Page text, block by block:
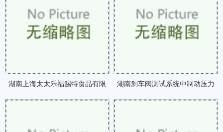
湖南上海太太乐福赐特食品有限 湖南刹车阀测试系统中制动压力